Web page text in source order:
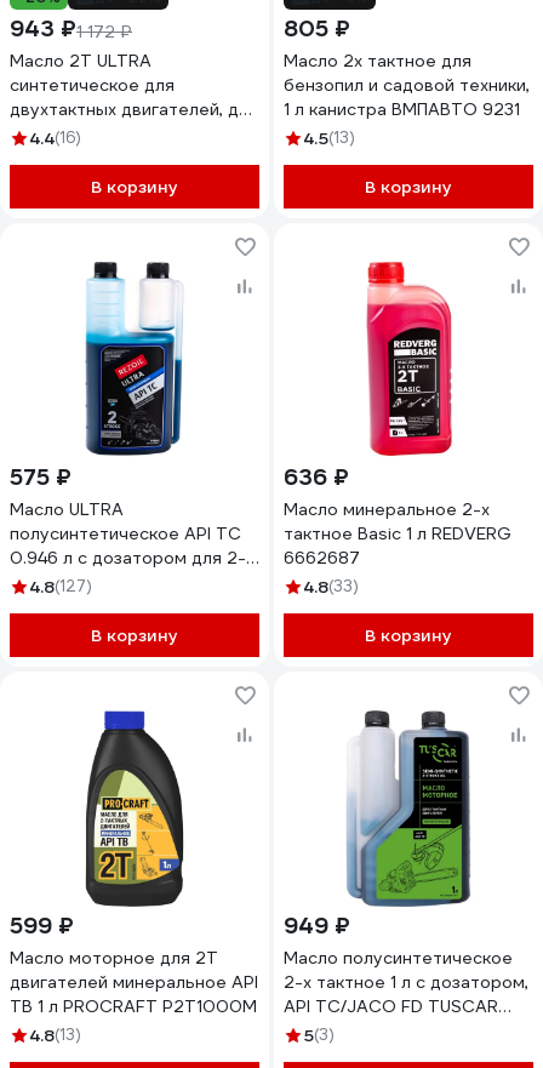
943 ₽1 172 ₽
Масло 2Т ULTRA
синтетическое для
двухтактных двигателей, для
техники, 1 л Huter 73/8/3/3
4.4(16)
В корзину
805 ₽
Масло 2х тактное для
бензопил и садовой техники,
1 л канистра ВМПАВТО 9231
4.5(13)
В корзину
575 ₽
Масло ULTRA
полусинтетическое API TC
0.946 л с дозатором для 2-
тактных двигателей REZOIL
4.8(127)
В корзину
636 ₽
Масло минеральное 2-х
тактное Basic 1 л REDVERG
6662687
4.8(33)
В корзину
599 ₽
Масло моторное для 2Т
двигателей минеральное API
TB 1 л PROCRAFT P2T1000M
4.8(13)
949 ₽
Масло полусинтетическое
2-х тактное 1 л с дозатором,
API TC/JACO FD TUSCAR
301022015-10-2
5(3)